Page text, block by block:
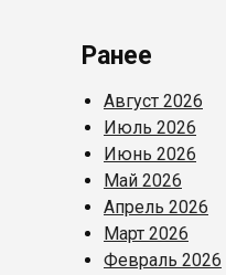
Ранее
Август 2026
Июль 2026
Июнь 2026
Май 2026
Апрель 2026
Март 2026
Февраль 2026